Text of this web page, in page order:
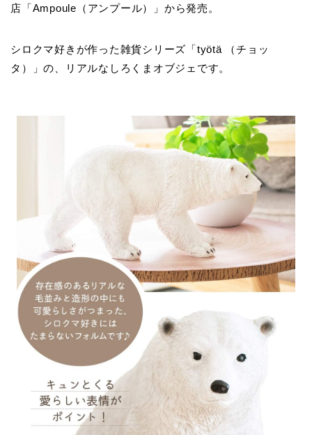
店「Ampoule（アンプール）」から発売。
シロクマ好きが作った雑貨シリーズ「työtä （チョッ
タ）」の、リアルなしろくまオブジェです。